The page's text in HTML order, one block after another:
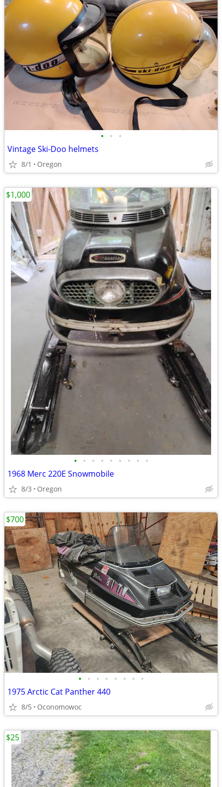
• • •
Vintage Ski-Doo helmets
8/1 Oregon
• • • • • • • • •
1968 Merc 220E Snowmobile
8/3 Oregon
$1,000
• • • • • • • •
1975 Arctic Cat Panther 440
8/5 Oconomowoc
$700
$25